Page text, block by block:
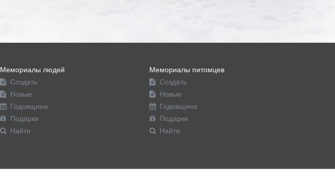
Мемориалы людей
Создать
Новые
Годовщина
Подарки
Найти
Мемориалы питомцев
Создать
Новые
Годовщина
Подарки
Найти